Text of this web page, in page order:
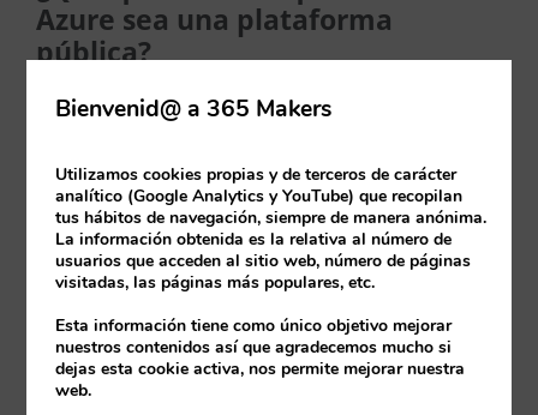
Azure sea una plataforma
pública?
El concepto de nube pública es únicamente
puede hacer uso de ésta.
No tiene nada que ver con acceso de
cualquier persona a tus datos. Siendo un
producto de Microsoft la seguridad está
garantizada. Una de las bases de Microsoft es
Bienvenid@ a 365 Makers
Utilizamos cookies propias y de terceros de carácter
analítico (Google Analytics y YouTube) que recopilan
tus hábitos de navegación, siempre de manera anónima.
La información obtenida es la relativa al número de
usuarios que acceden al sitio web, número de páginas
visitadas, las páginas más populares, etc.
Esta información tiene como único objetivo mejorar
nuestros contenidos así que agradecemos mucho si
dejas esta cookie activa, nos permite mejorar nuestra
web.